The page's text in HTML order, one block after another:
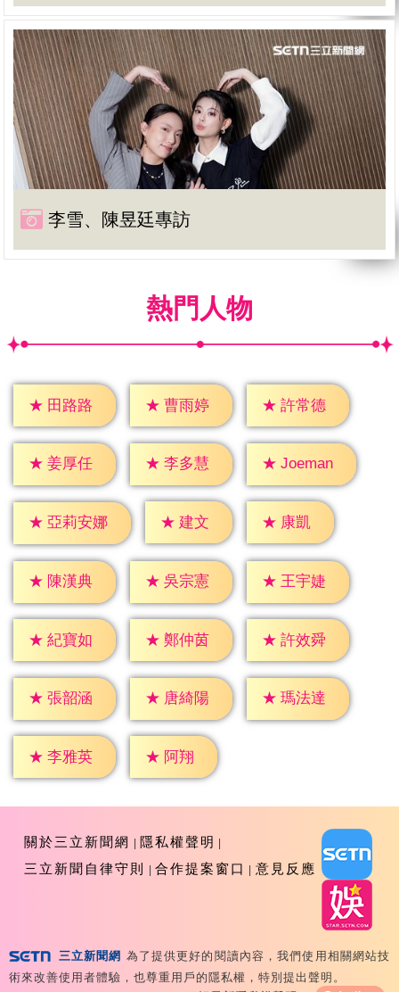
李雪、陳昱廷專訪
熱門人物
★ 田路路 ★ 曹雨婷 ★ 許常德
★ 姜厚任 ★ 李多慧 ★ Joeman
★ 亞莉安娜 ★ 建文 ★ 康凱
★ 陳漢典 ★ 吳宗憲 ★ 王宇婕
★ 紀寶如 ★ 鄭仲茵 ★ 許效舜
★ 張韶涵 ★ 唐綺陽 ★ 瑪法達
★ 李雅英 ★ 阿翔
關於三立新聞網
隱私權聲明
三立新聞自律守則
合作提案窗口 意見反應
Copyright ©2026 Sanlih E-Television All Rights
Reserved 版權所有 盜用必究 台北市內湖區舊宗路一段159
三立新聞網 為了提供更好的閱讀內容，我們使用相關網站技
術來改善使用者體驗，也尊重用戶的隱私權，特別提出聲明。